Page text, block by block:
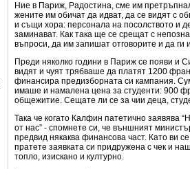
Ние в Париж, Радостина, сме им
жените им обичат да идват, да се видят с
и същи хора: персонала на посолството и
заминават. Как така ще се срещат с
въпроси, да им запишат отговорите и да ги
Преди няколко години в Париж се появи и
видят и чуят трябваше да платят 1200
финансира предизборната си кампания.
имаше и намалена цена за студенти: 900
общежитие. Сещате ли се за чии деца,
Така че когато Калфин патетично заявява
от нас” - спомнете си, че външният
предвид някаква финансова част. Като ви
пратете заявката си придружена с чек и
топло, изискано и културно.